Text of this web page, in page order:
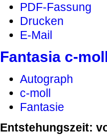
PDF-Fassung
Drucken
E-Mail
Fantasia c-
Autograph
c-moll
Fantasie
Entstehungszeit: